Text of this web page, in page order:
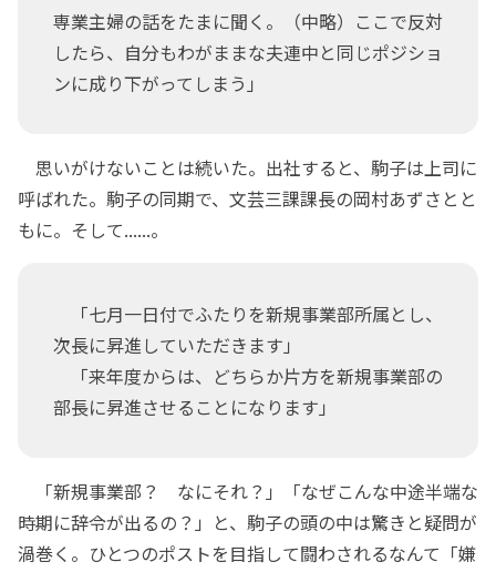
専業主婦の話をたまに聞く。（中略）ここで反対
したら、自分もわがままな夫連中と同じポジショ
ンに成り下がってしまう」
思いがけないことは続いた。出社すると、駒子は上司に
呼ばれた。駒子の同期で、文芸三課課長の岡村あずさとと
もに。そして......。
「七月一日付でふたりを新規事業部所属とし、
次長に昇進していただきます」
「来年度からは、どちらか片方を新規事業部の
部長に昇進させることになります」
「新規事業部？ なにそれ？」「なぜこんな中途半端な
時期に辞令が出るの？」と、駒子の頭の中は驚きと疑問が
渦巻く。ひとつのポストを目指して闘わされるなんて「嫌